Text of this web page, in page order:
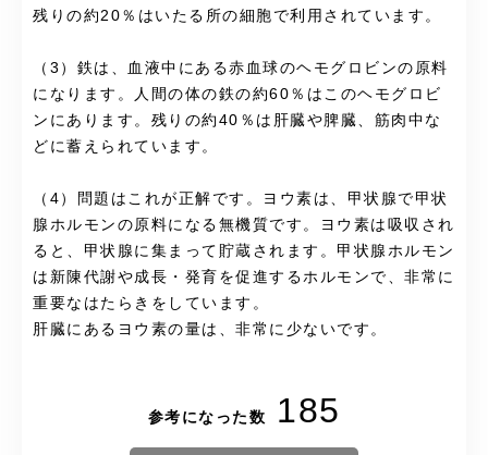
残りの約20％はいたる所の細胞で利用されています。
（3）鉄は、血液中にある赤血球のヘモグロビンの原料
になります。人間の体の鉄の約60％はこのヘモグロビ
ンにあります。残りの約40％は肝臓や脾臓、筋肉中な
どに蓄えられています。
（4）問題はこれが正解です。ヨウ素は、甲状腺で甲状
腺ホルモンの原料になる無機質です。ヨウ素は吸収され
ると、甲状腺に集まって貯蔵されます。甲状腺ホルモン
は新陳代謝や成長・発育を促進するホルモンで、非常に
重要なはたらきをしています。
肝臓にあるヨウ素の量は、非常に少ないです。
参考になった数 185